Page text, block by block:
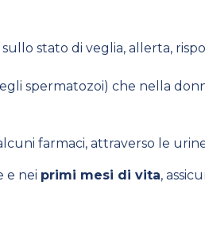
stato di veglia, allerta,
spermatozoi) che nella
farmaci, attraverso le
e nei primi mesi di vita,